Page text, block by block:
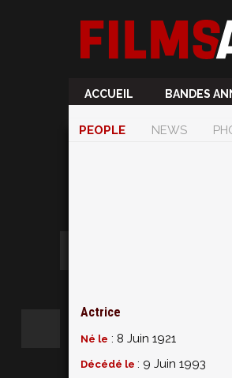
ACCUEIL BANDES
PEOPLE NEWS
Actrice
Né le : 8 Juin 1921
Décédé le : 9 Juin 1993